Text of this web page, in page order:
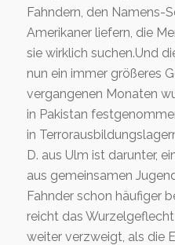
Fahndern, den Namens-
Amerikaner liefern, die
sie wirklich suchen.Und
nun ein immer größeres
vergangenen Monaten
in Pakistan
in
D. aus Ulm ist darunter,
aus gemeinsamen
Fahnder schon häufiger
reicht das
weiter verzweigt, als die